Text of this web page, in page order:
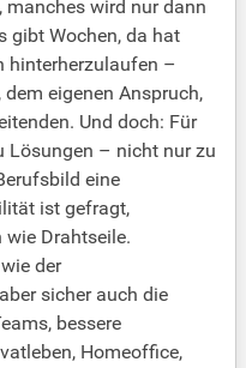
manches wird nur dann
gibt Wochen, da hat
hinterherzulaufen –
eigenen Anspruch,
Und doch: Für
Lösungen – nicht nur zu
eine
ist gefragt,
Drahtseile.
der
sicher auch die
bessere
Homeoffice,